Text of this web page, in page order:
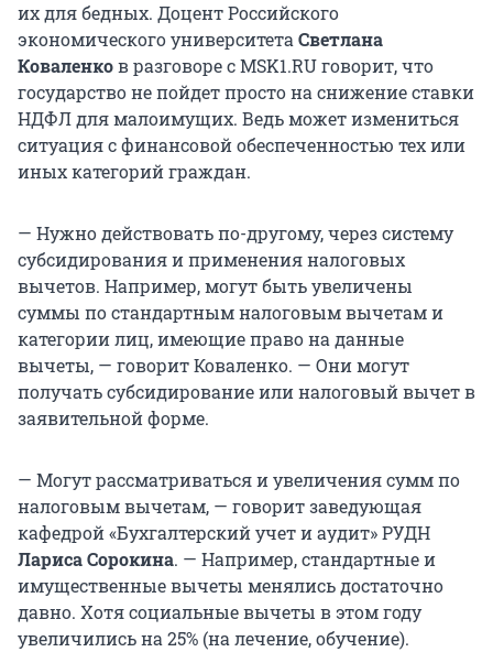
их для бедных. Доцент Российского
экономического университетаСветлана
Коваленков разговоре с MSK1.RU говорит, что
государство не пойдет просто на снижение ставки
НДФЛ для малоимущих. Ведь может измениться
ситуация с финансовой обеспеченностью тех или
иных категорий граждан.
— Нужно действовать по-другому, через систему
субсидирования и применения налоговых
вычетов. Например, могут быть увеличены
суммы по стандартным налоговым вычетам и
категории лиц, имеющие право на данные
вычеты, — говорит Коваленко. — Они могут
получать субсидирование или налоговый вычет в
заявительной форме.
— Могут рассматриваться и увеличения сумм по
налоговым вычетам, — говорит заведующая
кафедрой «Бухгалтерский учет и аудит» РУДН
Лариса Сорокина. — Например, стандартные и
имущественные вычеты менялись достаточно
давно. Хотя социальные вычеты в этом году
увеличились на 25% (на лечение, обучение).